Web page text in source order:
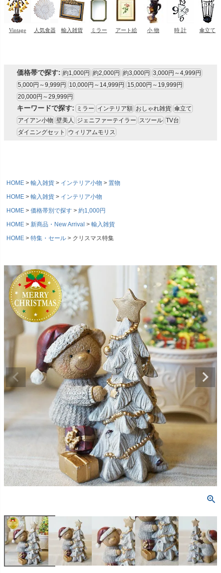
価格帯で探す: 約1,000円 約2,000円 約3,000円 3,000円～4,999円
5,000円～9,999円
10,000円～14,999円
15,000円～19,999円
20,000円～29,999円
キーワードで探す: ミラー インテリア額 おしゃれ雑貨 傘立て
アイアン小物 壁美人 ジェニファーテイラー スツール TV台
ダイニングセット
ウィリアムモリス
HOME 輸入雑貨 インテリア小物
置物
HOME
輸入雑貨
インテリア小物
HOME
価格帯別で探す
約1,000円
HOME
新商品・New Arrival
輸入雑貨
HOME
特集・セール クリスマス特集